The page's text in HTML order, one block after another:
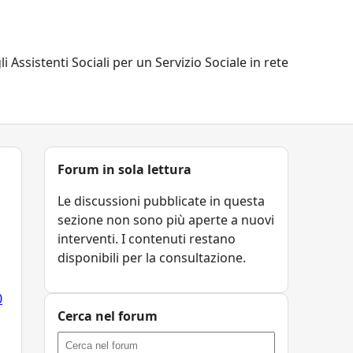
Assistenti Sociali per un Servizio Sociale in rete
Forum in sola lettura
Le discussioni pubblicate in questa
sezione non sono più aperte a nuovi
interventi. I contenuti restano
disponibili per la consultazione.
Cerca nel forum